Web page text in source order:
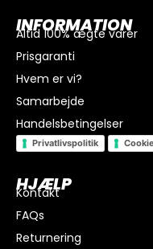
I alt
Køb for
INFORMATION
Altid 100% ægte varer
Prisgaranti
Hvem er vi?
Samarbejde
Handelsbetingelser
Privatlivspolitik
HJÆLP
Kontakt
FAQs
Returnering